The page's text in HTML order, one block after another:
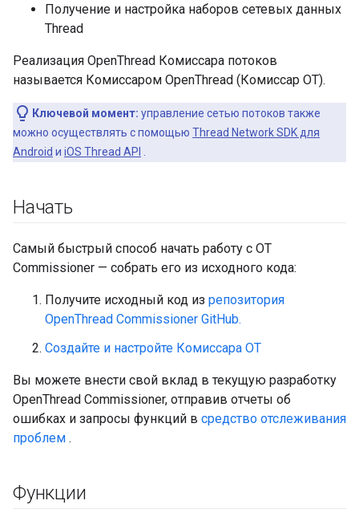
Получение и настройка наборов сетевых данных
Thread
Реализация OpenThread Комиссара потоков
называется Комиссаром OpenThread (Комиссар OT).
Ключевой момент: управление сетью потоков также
можно осуществлять с помощью Thread Network SDK для
Android и iOS Thread API
Начать
Самый быстрый способ начать работу с OT
Commissioner — собрать его из исходного кода:
Получите исходный код из репозитория
OpenThread Commissioner GitHub.
Создайте и настройте Комиссара OT
Вы можете внести свой вклад в текущую разработку
OpenThread Commissioner, отправив отчеты об
ошибках и запросы функций в средство отслеживания
проблем .
Функции